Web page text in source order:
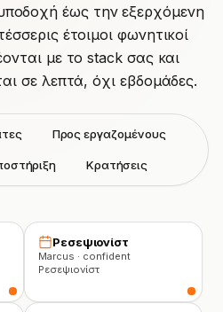
έως την εξερχόμενη
έτοιμοι φωνητικοί
με το stack σας και
σε λεπτά, όχι εβδομάδες.
Προς εργαζομένους
Κρατήσεις
Ρεσεψιονίστ
Marcus · confident
Ρεσεψιονίστ